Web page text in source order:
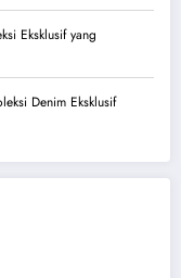
Eksklusif yang
Denim Eksklusif